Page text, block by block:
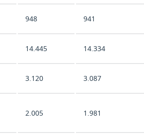
948 941
14.445 14.334
3.120 3.087
2.005 1.981